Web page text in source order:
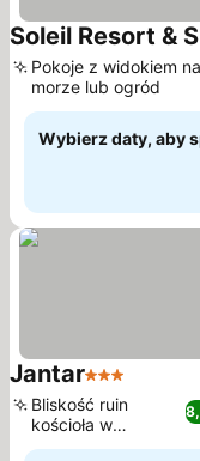
Soleil Resort &
Pokoje z widokiem na
morze lub ogród
Wybierz daty, aby
Jantar3 Kategoria
Bliskość ruin
kościoła w
Trzęsaczu